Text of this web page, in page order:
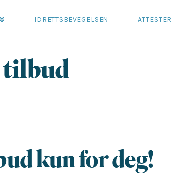
IDRETTSBEVEGELSEN ATTESTER
kun for deg!